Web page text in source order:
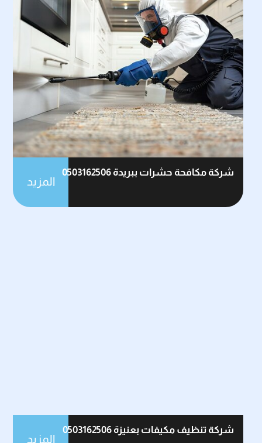
شركة مكافحة حشرات ببريدة 0503162506
المزيد
شركة تنظيف مكيفات بعنيزة 0503162506
المزيد